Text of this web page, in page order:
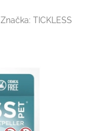
Značka: TICKLESS